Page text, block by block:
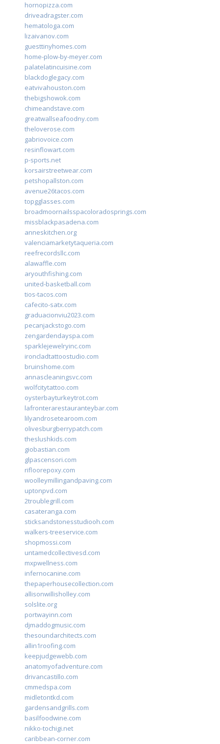
hornopizza.com
driveadragster.com
hematologa.com
lizaivanov.com
guesttinyhomes.com
home-plow-by-meyer.com
palatelatincuisine.com
blackdoglegacy.com
eatvivahouston.com
thebigshowok.com
chimeandstave.com
greatwallseafoodny.com
theloverose.com
gabriovoice.com
resinflowart.com
p-sports.net
korsairstreetwear.com
petshopallston.com
avenue26tacos.com
topgglasses.com
broadmoornailsspacoloradosprings.com
missblackpasadena.com
anneskitchen.org
valenciamarketytaqueria.com
reefrecordsllc.com
alawaffle.com
aryouthfishing.com
united-basketball.com
tios-tacos.com
cafecito-satx.com
graduacionviu2023.com
pecanjackstogo.com
zengardendayspa.com
sparklejewelryinc.com
ironcladtattoostudio.com
bruinshome.com
annascleaningsvc.com
wolfcitytattoo.com
oysterbayturkeytrot.com
lafronterarestauranteybar.com
lilyandrosetearoom.com
olivesburgberrypatch.com
theslushkids.com
giobastian.com
glpascensori.com
rifloorepoxy.com
woolleymillingandpaving.com
uptonpvd.com
2troublegrill.com
casateranga.com
sticksandstonesstudiooh.com
walkers-treeservice.com
shopmossi.com
untamedcollectivesd.com
mxpwellness.com
infernocanine.com
thepaperhousecollection.com
allisonwillisholley.com
solslite.org
portwayinn.com
djmaddogmusic.com
thesoundarchitects.com
allin1roofing.com
keepjudgewebb.com
anatomyofadventure.com
drivancastillo.com
cmmedspa.com
midletontkd.com
gardensandgrills.com
basilfoodwine.com
nikko-tochigi.net
caribbean-corner.com